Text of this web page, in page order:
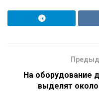
На оборудование
выделят